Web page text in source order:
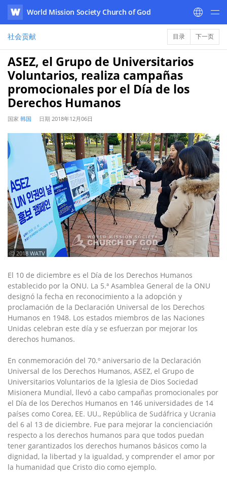
WATV
World Mission Society Church of God
社会贡献 目录 下一页
ASEZ, el Grupo de Universitarios
Voluntarios, realiza campañas
promocionales por el Día de los
Derechos Humanos
国家 韩国 日期 2018年12月06日
ⓒ 2018 WATV
El 10 de diciembre es el Día de los Derechos Humanos
establecido por la ONU. La 5.ª Asamblea General de la ONU
designó la fecha en reconocimiento a la adopción y
proclamación de la Declaración Universal de los Derechos
Humanos en 1948. Los estados miembros de las Naciones
Unidas celebran este día y se esfuerzan por mejorar los
derechos humanos.
En conmemoración del 70.º aniversario de la Declaración
Universal de los Derechos Humanos, ASEZ, el Grupo de
Universitarios Voluntarios de la Iglesia de Dios Sociedad
Misionera Mundial, llevó a cabo campañas promocionales por
el Día de los Derechos Humanos en 146 universidades de 14
países como Corea, EE. UU., República de Sudáfrica y Ucrania
del 6 al 13 de diciembre. Fue para mejorar la concienciación
respecto a los derechos humanos para que todos puedan
tener garantizados los derechos humanos básicos como la
dignidad, la libertad y la igualdad, y comprender el amor por
la humanidad que Cristo dio como ejemplo.